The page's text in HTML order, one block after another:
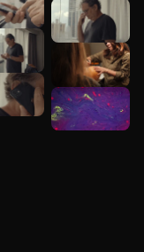
Veja mais